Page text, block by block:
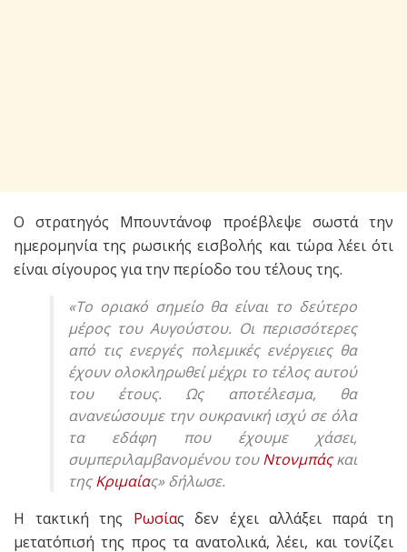
Ο στρατηγός Μπουντάνοφ προέβλεψε σωστά την
ημερομηνία της ρωσικής εισβολής και τώρα λέει ότι
είναι σίγουρος για την περίοδο του τέλους της.
«Το οριακό σημείο θα είναι το δεύτερο
μέρος του Αυγούστου. Οι περισσότερες
από τις ενεργές πολεμικές ενέργειες θα
έχουν ολοκληρωθεί μέχρι το τέλος αυτού
του έτους. Ως αποτέλεσμα, θα
ανανεώσουμε την ουκρανική ισχύ σε όλα
τα εδάφη που έχουμε χάσει,
συμπεριλαμβανομένου τουΝτονμπάςκαι
τηςΚριμαίας» δήλωσε.
Η τακτική της Ρωσίας δεν έχει αλλάξει παρά τη
μετατόπισή της προς τα ανατολικά, λέει, και τονίζει